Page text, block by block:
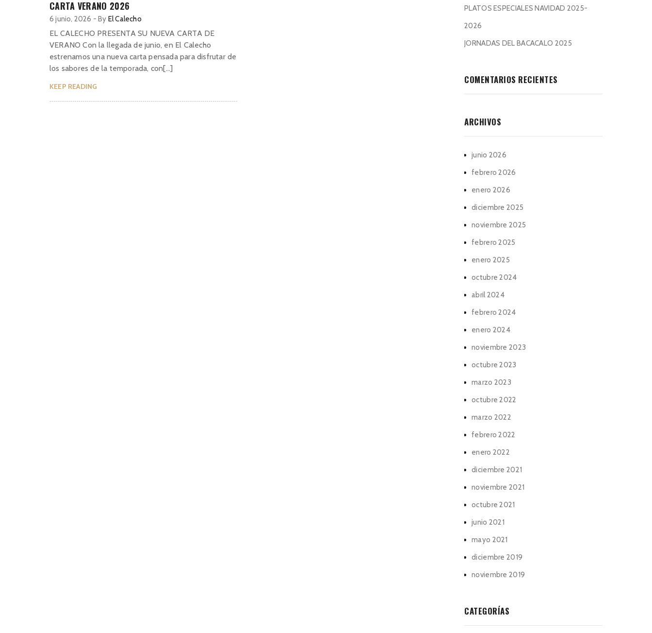
CARTA VERANO 2026
6 junio, 2026 - By El Calecho
EL CALECHO PRESENTA SU NUEVA CARTA DE
VERANO Con la llegada de junio, en El Calecho
estrenamos una nueva carta pensada para disfrutar de
los sabores de la temporada, con[…]
KEEP READING
PLATOS ESPECIALES NAVIDAD 2025-
2026
JORNADAS DEL BACACALO 2025
COMENTARIOS RECIENTES
ARCHIVOS
junio 2026
febrero 2026
enero 2026
diciembre 2025
noviembre 2025
febrero 2025
enero 2025
octubre 2024
abril 2024
febrero 2024
enero 2024
noviembre 2023
octubre 2023
marzo 2023
octubre 2022
marzo 2022
febrero 2022
enero 2022
diciembre 2021
noviembre 2021
octubre 2021
junio 2021
mayo 2021
diciembre 2019
noviembre 2019
CATEGORÍAS